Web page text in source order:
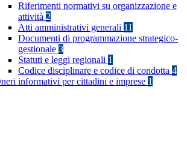
Riferimenti normativi su organizzazione e
attività 2
Atti amministrativi generali 11
Documenti di programmazione strategico-
gestionale 3
Statuti e leggi regionali 1
Codice disciplinare e codice di condotta 4
informativi per cittadini e imprese 1